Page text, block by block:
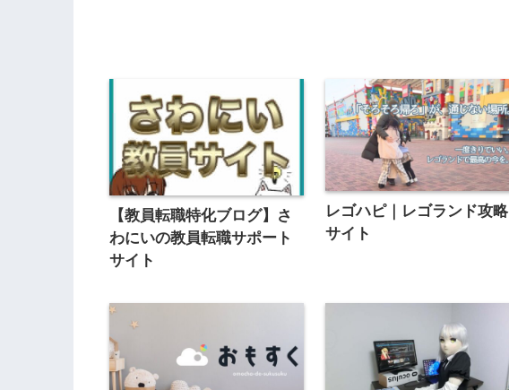
【教員転職特化ブログ】さ
わにいの教員転職サポート
サイト
レゴハピ｜レゴランド攻略
サイト